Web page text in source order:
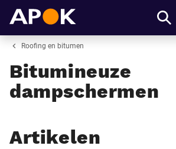
Roofing en bitumen
Bitumineuze
dampschermen
Artikelen